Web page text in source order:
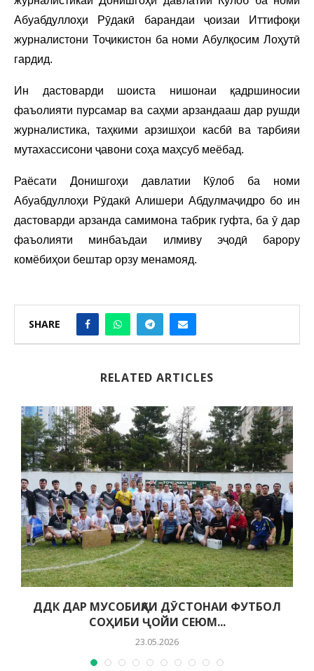
Абуабдуллоҳи Рӯдакӣ барандаи ҷоизаи Иттифоқи
журналистони Тоҷикистон ба номи Абулқосим Лоҳутӣ
гардид.
Ин дастоварди шоиста нишонаи қадршиносии
фаъолияти пурсамар ва саҳми арзандааш дар рушди
журналистика, таҳкими арзишҳои касбӣ ва тарбияи
мутахассисони ҷавони соҳа маҳсуб меёбад.
Раёсати Донишгоҳи давлатии Кӯлоб ба номи
Абуабдуллоҳи Рӯдакӣ Алишери Абдулмаҷидро бо ин
дастоварди арзанда самимона табрик гуфта, ба ӯ дар
фаъолияти минбаъдаи илмиву эҷодӣ барору
комёбиҳои бештар орзу менамояд.
SHARE
RELATED ARTICLES
ДДК ДАР МУСОБИҚАИ ДӮСТОНАИ ФУТБОЛ
СОҲИБИ ҶОЙИ СЕЮМ...
23.05.2026